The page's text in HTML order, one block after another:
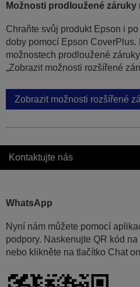
Možnosti prodloužené záruky
Chraňte svůj produkt Epson i
doby pomocí Epson CoverPlus.
možnostech prodloužené
„Zobrazit možnosti rozšířené
Zobrazit možnosti rozšířené
Kontaktujte nás
WhatsApp
Nyní nám můžete pomocí
podpory. Naskenujte QR kód
nebo klikněte na tlačítko Chat